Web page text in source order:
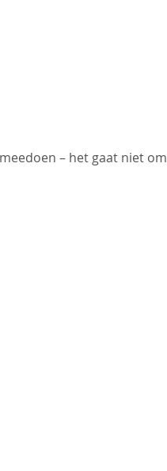
– het gaat niet om